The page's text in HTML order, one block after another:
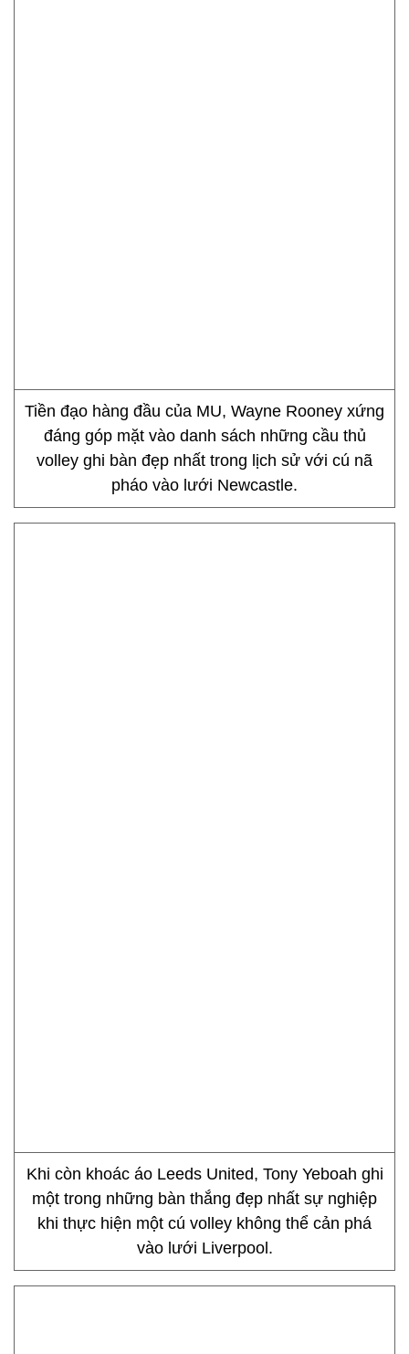
Tiền đạo hàng đầu của MU, Wayne Rooney xứng
đáng góp mặt vào danh sách những cầu thủ
volley ghi bàn đẹp nhất trong lịch sử với cú nã
pháo vào lưới Newcastle.
Khi còn khoác áo Leeds United, Tony Yeboah ghi
một trong những bàn thắng đẹp nhất sự nghiệp
khi thực hiện một cú volley không thể cản phá
vào lưới Liverpool.